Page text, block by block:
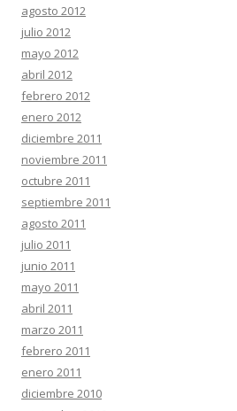
agosto 2012
julio 2012
mayo 2012
abril 2012
febrero 2012
enero 2012
diciembre 2011
noviembre 2011
octubre 2011
septiembre 2011
agosto 2011
julio 2011
junio 2011
mayo 2011
abril 2011
marzo 2011
febrero 2011
enero 2011
diciembre 2010